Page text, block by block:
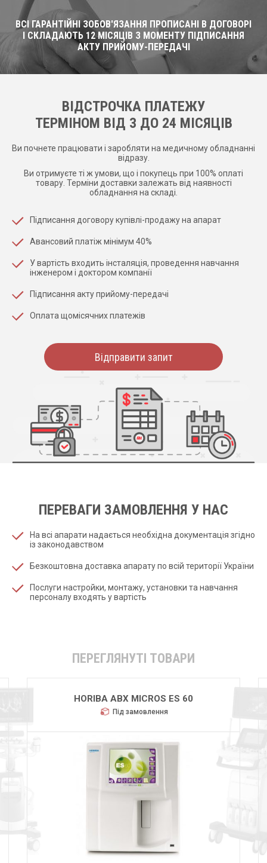
ВСІ ГАРАНТІЙНІ ЗОБОВ'ЯЗАННЯ ПРОПИСАНІ В ДОГОВОРІ
І СКЛАДАЮТЬ 12 МІСЯЦІВ З МОМЕНТУ ПІДПИСАННЯ
АКТУ ПРИЙОМУ-ПЕРЕДАЧІ
ВІДСТРОЧКА ПЛАТЕЖУ
ТЕРМІНОМ ВІД 3 ДО 24 МІСЯЦІВ
Ви почнете працювати і заробляти на медичному обладнанні
відразу.
Ви отримуєте ті ж умови, що і покупець при 100% оплаті
товару. Терміни доставки залежать від наявності
обладнання на складі.
Підписання договору купівлі-продажу на апарат
Авансовий платіж мінімум 40%
У вартість входить інсталяція, проведення навчання
інженером і доктором компанії
Підписання акту прийому-передачі
Оплата щомісячних платежів
Відправити запит
ПЕРЕВАГИ ЗАМОВЛЕННЯ У НАС
На всі апарати надається необхідна документація згідно
із законодавством
Безкоштовна доставка апарату по всій території України
Послуги настройки, монтажу, установки та навчання
персоналу входять у вартість
ПЕРЕГЛЯНУТІ ТОВАРИ
HORIBA ABX MICROS ES 60
Під замовлення